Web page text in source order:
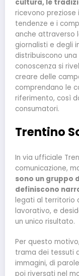
cultura, le
ricevono preziose
tendenze e i
anche attraverso
giornalisti e degli
distribuiscono
conoscenza si
creare delle
comprendano le
riferimento, così
consumatori.
Trentino
In via ufficiale
comunicazione,
sono un gruppo
definiscono
legati al territorio
lavorativo, e
un unico risultato.
Per questo
trama dei tessuti
immagini, di
poi riversati nel